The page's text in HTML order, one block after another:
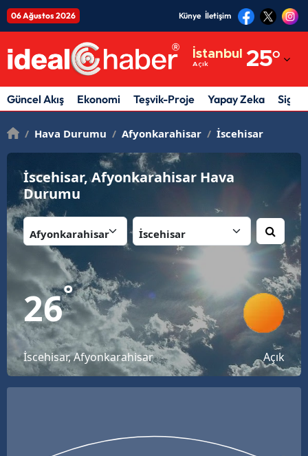
06 Ağustos 2026 Künye İletişim
İstanbul
Açık 25°
Adıyaman
Afyonkarahisar
Ağrı
Amasya
Ankara
Antalya
Balıkesir
Bilecik
Bingöl
Bitlis
Güncel Akış Ekonomi Teşvik-Proje Yapay Zeka
/ Hava Durumu / Afyonkarahisar / İscehisar
İscehisar, Afyonkarahisar Hava
Durumu
26°
İscehisar, Afyonkarahisar Açık